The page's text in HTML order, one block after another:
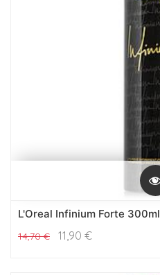
L'Oreal Infinium Forte 300ml
14,70€ 11,90 €